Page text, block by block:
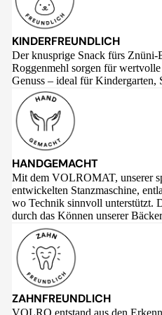
KINDERFREUNDLICH
Der knusprige Snack fürs
Roggenmehl sorgen für
Genuss – ideal für Kindergarten,
HANDGEMACHT
Mit dem VOLROMAT, unserer
entwickelten Stanzmaschine,
wo Technik sinnvoll unterstützt.
durch das Können unserer
ZAHNFREUNDLICH
VOLRO entstand aus den